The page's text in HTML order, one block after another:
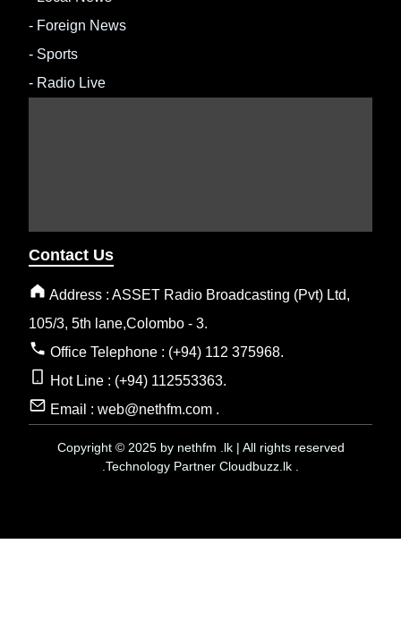
- Foreign News
- Sports
- Radio Live
Contact Us
Address : ASSET Radio Broadcasting (Pvt) Ltd,
105/3, 5th lane,Colombo - 3.
Office Telephone : (+94) 112 375968.
Hot Line : (+94) 112553363.
Email : web@nethfm.com .
Copyright © 2025 by nethfm .lk | All rights reserved
.Technology Partner Cloudbuzz.lk .